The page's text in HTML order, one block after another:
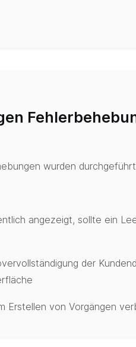
wurden
angezeigt, sollte ein
der
Erstellen von Vorgängen